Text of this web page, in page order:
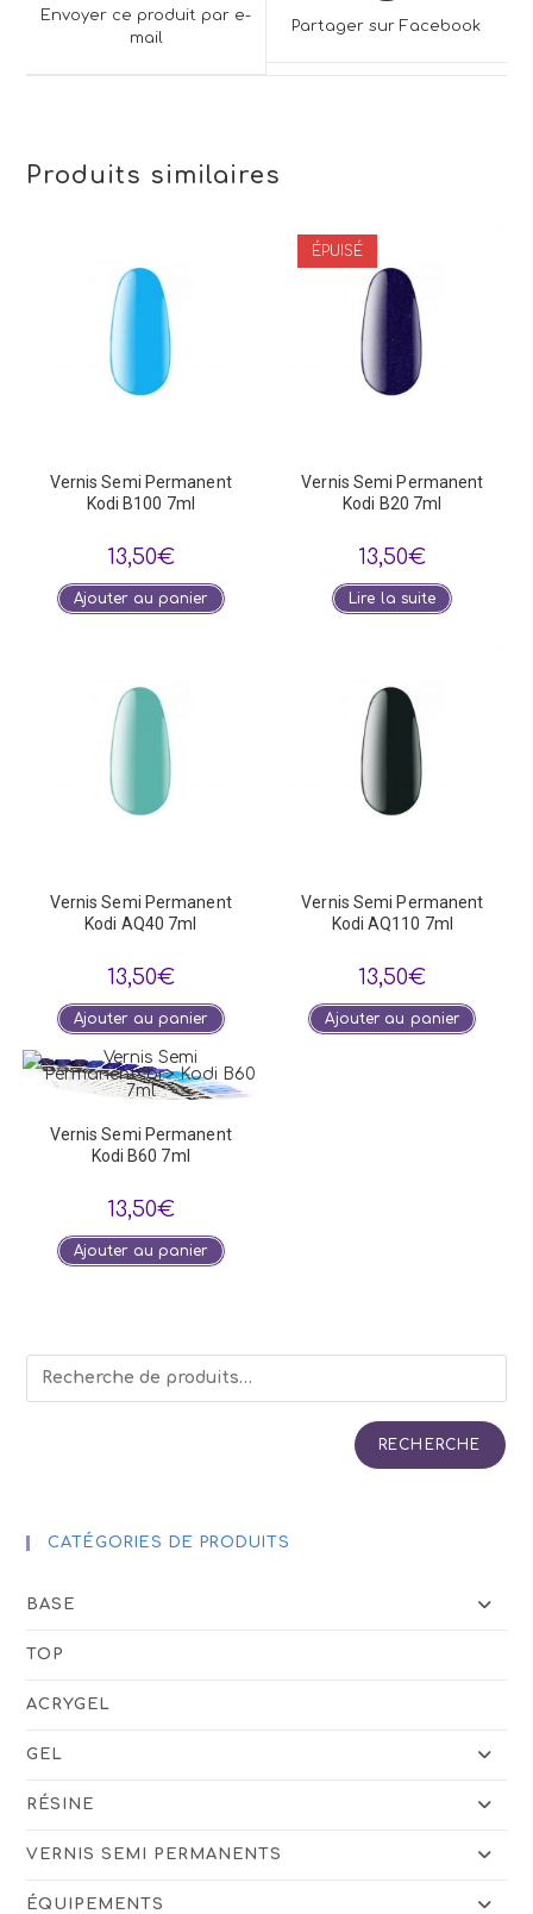
new
Envoyer ce produit par e-
mail
Partager sur Facebook
Produits similaires
Vernis Semi Permanent
Kodi B100 7ml
13,50€
Ajouter au panier
ÉPUISÉ
Vernis Semi Permanent
Kodi B20 7ml
13,50€
Lire la suite
Vernis Semi Permanent
Kodi AQ40 7ml
13,50€
Ajouter au panier
Vernis Semi Permanent
Kodi AQ110 7ml
13,50€
Ajouter au panier
Vernis Semi Permanent
Kodi B60 7ml
13,50€
Ajouter au panier
RECHERCHE
CATÉGORIES DE PRODUITS
BASE
TOP
ACRYGEL
GEL
RÉSINE
VERNIS SEMI PERMANENTS
ÉQUIPEMENTS